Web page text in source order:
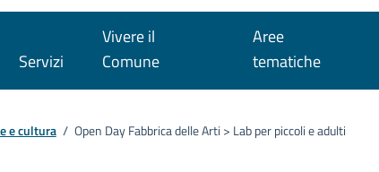
Servizi
Vivere il
Comune
Aree
tematiche
e cultura / Open Day Fabbrica delle Arti > Lab per piccoli e adulti